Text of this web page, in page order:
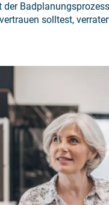
solltest,